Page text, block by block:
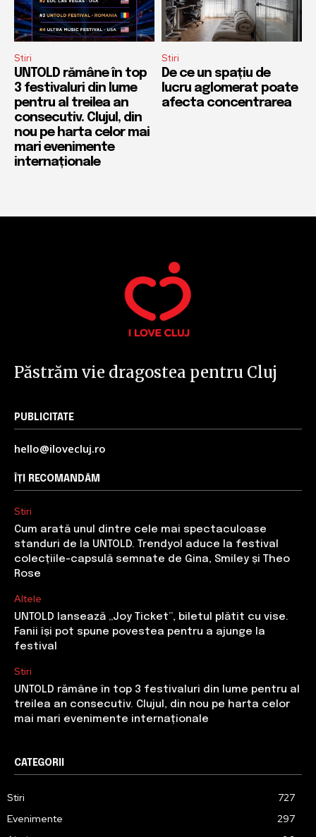
Stiri
UNTOLD rămâne în top
3 festivaluri din lume
pentru al treilea an
consecutiv. Clujul, din
nou pe harta celor mai
mari evenimente
internaționale
Stiri
De ce un spațiu de
lucru aglomerat poate
afecta concentrarea
Păstrăm vie dragostea pentru Cluj
PUBLICITATE
hello@ilovecluj.ro
ÎȚI RECOMANDĂM
Stiri
Cum arată unul dintre cele mai spectaculoase
standuri de la UNTOLD. Trendyol aduce la festival
colecțiile-capsulă semnate de Gina, Smiley și Theo
Rose
Altele
UNTOLD lansează „Joy Ticket”, biletul plătit cu vise.
Fanii își pot spune povestea pentru a ajunge la
festival
Stiri
UNTOLD rămâne în top 3 festivaluri din lume pentru al
treilea an consecutiv. Clujul, din nou pe harta celor
mai mari evenimente internaționale
CATEGORII
Stiri
727
Evenimente
297